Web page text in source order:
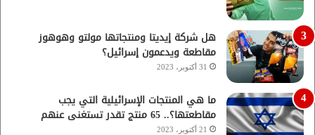
هل شركة إيديتا ومنتجاتها مولتو وهوهوز
مقاطعة ويدعمون إسرائيل؟
31 أكتوبر، 2023
ما هي المنتجات الإسرائيلية التي يجب
مقاطعتها؟.. 65 منتج تقدر تستغنى عنهم
21 أكتوبر، 2023